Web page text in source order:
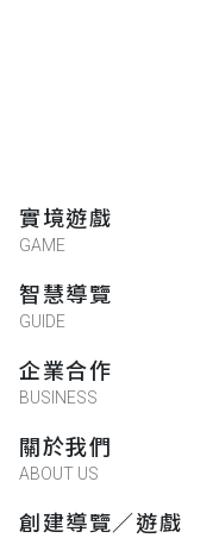
實境遊戲
GAME
智慧導覽
GUIDE
企業合作
BUSINESS
關於我們
ABOUT US
創建導覽／遊戲